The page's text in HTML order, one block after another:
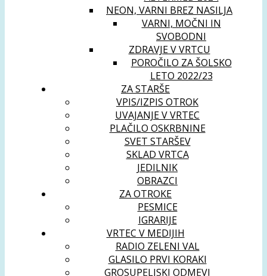
NEON, VARNI BREZ NASILJA
VARNI, MOČNI IN
SVOBODNI
ZDRAVJE V VRTCU
POROČILO ZA ŠOLSKO
LETO 2022/23
ZA STARŠE
VPIS/IZPIS OTROK
UVAJANJE V VRTEC
PLAČILO OSKRBNINE
SVET STARŠEV
SKLAD VRTCA
JEDILNIK
OBRAZCI
ZA OTROKE
PESMICE
IGRARIJE
VRTEC V MEDIJIH
RADIO ZELENI VAL
GLASILO PRVI KORAKI
GROSUPELJSKI ODMEVI